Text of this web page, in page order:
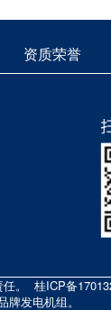
资质荣誉
。 桂ICP备
牌发电机组。